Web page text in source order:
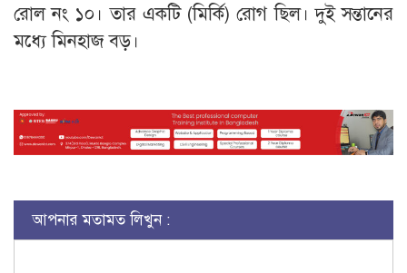
রোল নং ১০। তার একটি (মির্কি) রোগ ছিল। দুই সন্তানের
মধ্যে মিনহাজ বড়।
আপনার মতামত লিখুন :